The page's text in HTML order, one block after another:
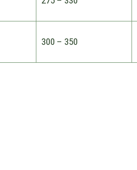
300 – 350